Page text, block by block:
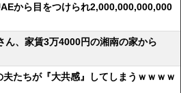
から目をつけられ2,000,000,000,000
ん、家賃3万4000円の湘南の家から
夫たちが『大共感』してしまうｗｗｗｗ